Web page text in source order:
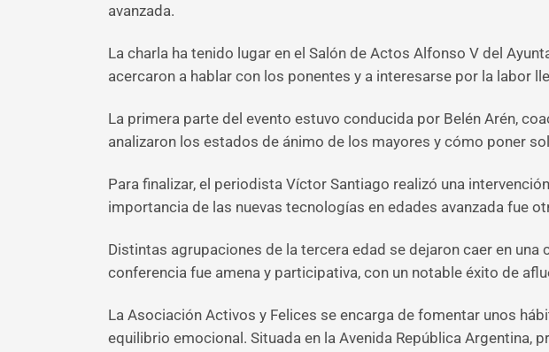
avanzada.
La charla ha tenido lugar en el Salón de Actos Alfonso V del
acercaron a hablar con los ponentes y a interesarse por la labor
La primera parte del evento estuvo conducida por Belén Arén,
analizaron los estados de ánimo de los mayores y cómo poner
Para finalizar, el periodista Víctor Santiago realizó una
importancia de las nuevas tecnologías en edades avanzada fue
Distintas agrupaciones de la tercera edad se dejaron caer en
conferencia fue amena y participativa, con un notable éxito de
La Asociación Activos y Felices se encarga de fomentar unos
equilibrio emocional. Situada en la Avenida República Argentina,